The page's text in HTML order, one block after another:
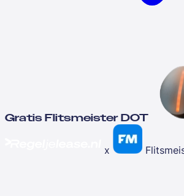
Gratis Flitsmeister DOT
x